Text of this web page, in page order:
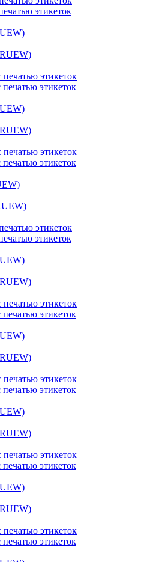
этикеток
этикеток
этикеток
этикеток
этикеток
этикеток
этикеток
этикеток
этикеток
этикеток
этикеток
этикеток
этикеток
этикеток
этикеток